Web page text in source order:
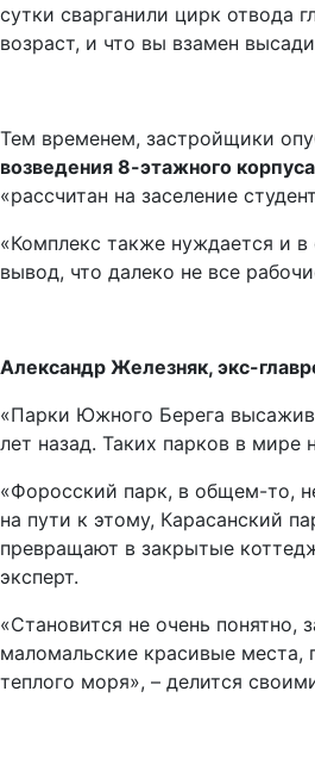
сутки сварганили цирк отвода
возраст, и что вы взамен
Тем временем, застройщики
возведения 8-этажного
«рассчитан на заселение
«Комплекс также нуждается и
вывод, что далеко не все
Александр Железняк, экс-
«Парки Южного Берега
лет назад. Таких парков в мире
«Форосский парк, в общем-то,
на пути к этому, Карасанский
превращают в закрытые
эксперт.
«Становится не очень
маломальские красивые места,
теплого моря», – делится